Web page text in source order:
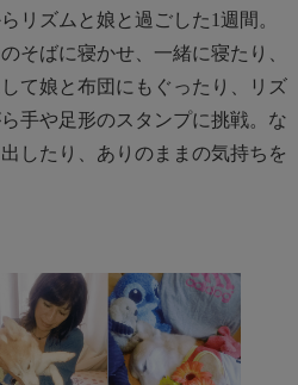
リズムと娘と過ごした1週間。
そばに寝かせ、一緒に寝たり、
て娘と布団にもぐったり、リズ
手や足形のスタンプに挑戦。な
したり、ありのままの気持ちを